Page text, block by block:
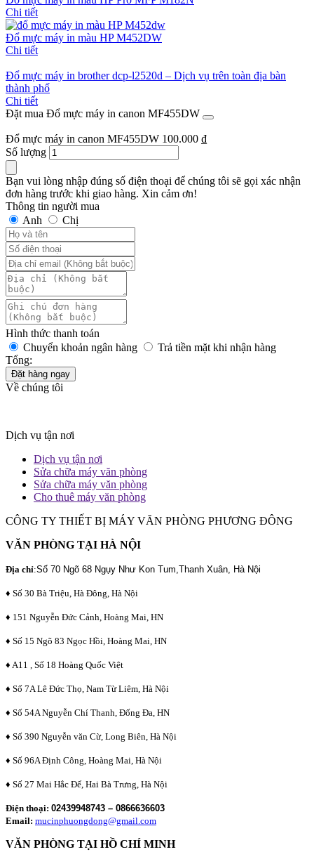
Chi tiết
Đổ mực máy in màu HP M452DW
Chi tiết
Đổ mực máy in brother dcp-l2520d – Dịch vụ trên toàn địa bàn
thành phố
Chi tiết
Đặt mua Đổ mực máy in canon MF455DW
Đổ mực máy in canon MF455DW 100.000 ₫
Số lượng
Bạn vui lòng nhập đúng số điện thoại để chúng tôi sẽ gọi xác nhận
đơn hàng trước khi giao hàng. Xin cảm ơn!
Thông tin người mua
Anh
Chị
Hình thức thanh toán
Chuyển khoản ngân hàng
Trả tiền mặt khi nhận hàng
Tổng:
Đặt hàng ngay
Về chúng tôi
Dịch vụ tận nơi
Dịch vụ tận nơi
Sửa chữa máy văn phòng
Sửa chữa máy văn phòng
Cho thuê máy văn phòng
CÔNG TY THIẾT BỊ MÁY VĂN PHÒNG PHƯƠNG ĐÔNG
VĂN PHÒNG TẠI HÀ NỘI
Địa chỉ:Số 70 Ngõ 68 Ngụy Như Kon Tum,Thanh Xuân, Hà Nội
♦ Số 30 Bà Triệu, Hà Đông, Hà Nội
♦ 151 Nguyễn Đức Cảnh, Hoàng Mai, HN
♦ Số 15 Ngõ 83 Ngọc Hồi, Hoàng Mai, HN
♦ A11 , Số 18 Hoàng Quốc Việt
♦ Số 7A Lê Đức Thọ, Nam Từ Liêm, Hà Nội
♦ Số 54A Nguyễn Chí Thanh, Đống Đa, HN
♦ Số 390 Nguyễn văn Cừ, Long Biên, Hà Nội
♦ Số 96A Định Công, Hoàng Mai, Hà Nội
♦ Số 27 Mai Hắc Đế, Hai Bà Trưng, Hà Nội
Điện thoại: 02439948743 – 0866636603
Email: mucinphuongdong@gmail.com
VĂN PHÒNG TẠI HỒ CHÍ MINH